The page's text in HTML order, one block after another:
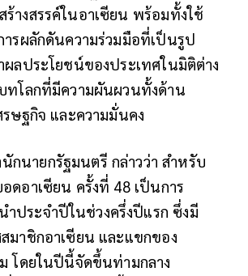
างสรรค์ในอาเซียน พร้อมทั้งใช้
ารผลักดันความร่วมมือที่เป็นรูป
ผลประโยชน์ของประเทศในมิติต่าง
ทโลกที่มีความผันผวนทั้งด้าน
รษฐกิจ และความมั่นคง
กนายกรัฐมนตรี กล่าวว่า สำหรับ
ดอาเซียน ครั้งที่ 48 เป็นการ
ประจำปีในช่วงครึ่งปีแรก ซึ่งมี
มาชิกอาเซียน และแขกของ
โดยในปีนี้จัดขึ้นท่ามกลาง